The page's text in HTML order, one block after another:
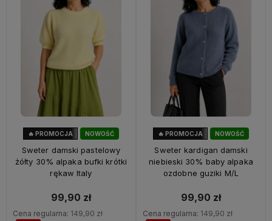
NOWOŚĆ
🔥 PROMOCJA
Sweter damski pastelowy
żółty 30% alpaka bufki krótki
rękaw Italy
99,90 zł
Cena regularna: 149,90 zł
NOWOŚĆ
🔥 PROMOCJA
Sweter kardigan damski
niebieski 30% baby alpaka
ozdobne guziki M/L
99,90 zł
Cena regularna: 149,90 zł